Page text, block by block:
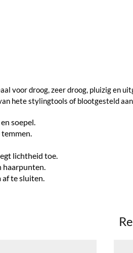
voor droog, zeer droog, pluizig en
hete stylingtools of blootgesteld aan
soepel.
lichtheid toe.
te sluiten.